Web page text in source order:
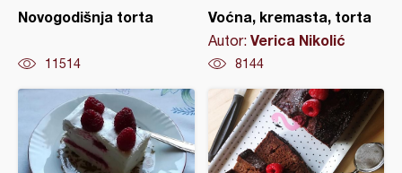
Novogodišnja torta
11514
Voćna, kremasta, torta
Autor: Verica Nikolić
8144